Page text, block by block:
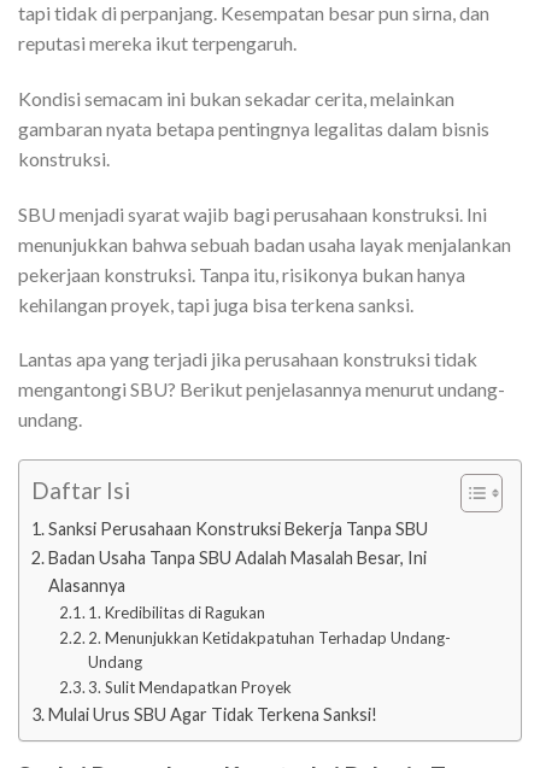
tapi tidak di perpanjang. Kesempatan besar pun sirna, dan
reputasi mereka ikut terpengaruh.
Kondisi semacam ini bukan sekadar cerita, melainkan
gambaran nyata betapa pentingnya legalitas dalam bisnis
konstruksi.
SBU menjadi syarat wajib bagi perusahaan konstruksi. Ini
menunjukkan bahwa sebuah badan usaha layak menjalankan
pekerjaan konstruksi. Tanpa itu, risikonya bukan hanya
kehilangan proyek, tapi juga bisa terkena sanksi.
Lantas apa yang terjadi jika perusahaan konstruksi tidak
mengantongi SBU? Berikut penjelasannya menurut undang-
undang.
Daftar Isi
Sanksi Perusahaan Konstruksi Bekerja Tanpa SBU
Badan Usaha Tanpa SBU Adalah Masalah Besar, Ini
Alasannya
1. Kredibilitas di Ragukan
2. Menunjukkan Ketidakpatuhan Terhadap Undang-
Undang
3. Sulit Mendapatkan Proyek
Mulai Urus SBU Agar Tidak Terkena Sanksi!